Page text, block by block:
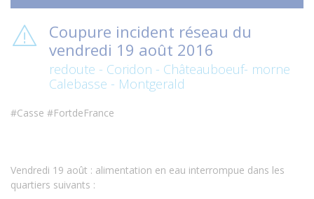
Coupure incident réseau du
vendredi 19 août 2016
redoute - Coridon - Châteauboeuf- morne
Calebasse - Montgerald
#Casse #FortdeFrance
Vendredi 19 août : alimentation en eau interrompue dans les
quartiers suivants :